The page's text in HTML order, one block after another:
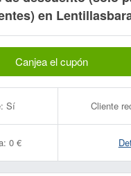
en
Canjea el cupón
Sí Cliente
0 €